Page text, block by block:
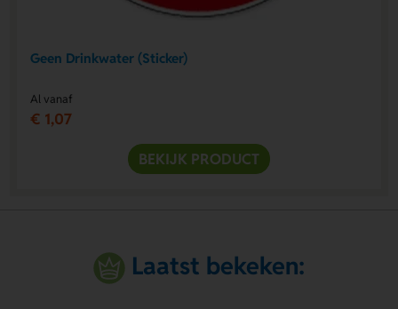
Geen Drinkwater (Sticker)
Al vanaf
€ 1,07
BEKIJK PRODUCT
Laatst bekeken: